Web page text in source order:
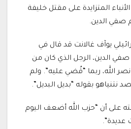
المتزايدة على مقتل خليفة
صفي الدين.
يوآف غالانت قد قال في
الدين، الرجل الذي كان من
الله، ربما “قُضي عليه”. ولم
بقوله “بديل البديل”.
على أن “حزب الله أضعف اليوم
عديدة”.